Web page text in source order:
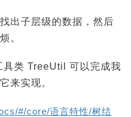
出子层级的数据，然后
。
类 TreeUtil 可以完成我
来实现。
#/core/语言特性/树结